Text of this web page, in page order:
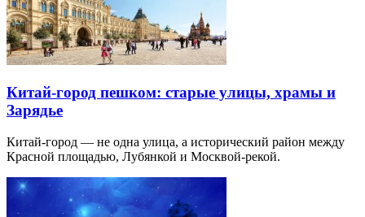
Китай-город пешком: старые улицы, храмы и
Зарядье
Китай-город — не одна улица, а исторический район между
Красной площадью, Лубянкой и Москвой-рекой.